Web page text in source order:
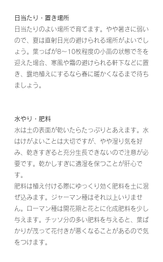
日当たり・置き場所
日当たりのよい場所で育てます。やや暑さに弱い
ので、夏は直射日光の避けられる場所がよいでし
ょう。葉っぱが8～10枚程度の小苗の状態で冬を
迎えた場合、寒風や霜の避けられる軒下などに置
き、露地植えにするなら春に暖かくなるまで待ち
ましょう。
水やり・肥料
水は土の表面が乾いたらたっぷりとあえます。水
はけがよいことは大切ですが、やや湿り気を好
み、乾きすぎると充分生長できないので注意が必
要です。乾かしすぎに適湿を保つことが肝心で
す。
肥料は植え付ける際にゆっくり効く肥料を土に混
ぜ込みます。ジャーマン種はそれ以上いりませ
ん。ローマン種は開花期と花とに化成肥料を少し
与えます。チッソ分の多い肥料を与えると、葉ば
かりが茂って花付きが悪くなることがあるので気
をつけます。